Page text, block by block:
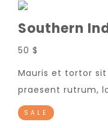
Southern
50 $
Mauris et tortor
praesent rutrum,
SALE